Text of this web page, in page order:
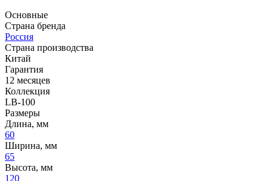
Основные
Страна бренда
Россия
Страна производства
Китай
Гарантия
12 месяцев
Коллекция
LB-100
Размеры
Длина, мм
60
Ширина, мм
65
Высота, мм
120